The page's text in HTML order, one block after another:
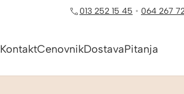
013 252 15 45 • 064 267
KontaktCenovnikDostavaPitanja